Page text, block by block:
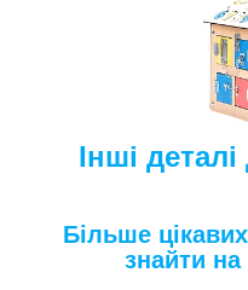
Інші
Більше
знайти